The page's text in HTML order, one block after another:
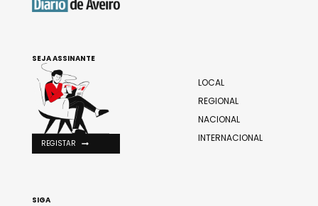
LOCAL
REGIONAL
NACIONAL
INTERNACIONAL
SEJA ASSINANTE
REGISTAR
SIGA